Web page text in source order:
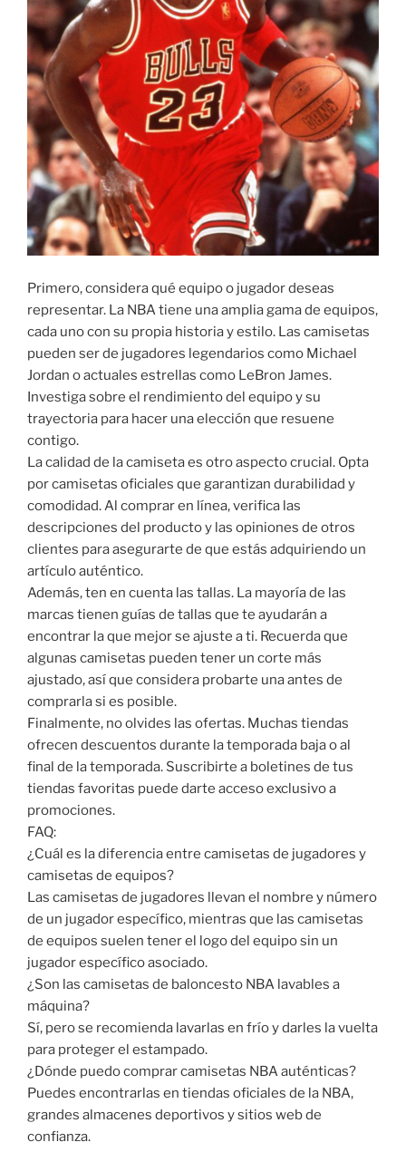
Primero, considera qué equipo o jugador deseas
representar. La NBA tiene una amplia gama de equipos,
cada uno con su propia historia y estilo. Las camisetas
pueden ser de jugadores legendarios como Michael
Jordan o actuales estrellas como LeBron James.
Investiga sobre el rendimiento del equipo y su
trayectoria para hacer una elección que resuene
contigo.
La calidad de la camiseta es otro aspecto crucial. Opta
por camisetas oficiales que garantizan durabilidad y
comodidad. Al comprar en línea, verifica las
descripciones del producto y las opiniones de otros
clientes para asegurarte de que estás adquiriendo un
artículo auténtico.
Además, ten en cuenta las tallas. La mayoría de las
marcas tienen guías de tallas que te ayudarán a
encontrar la que mejor se ajuste a ti. Recuerda que
algunas camisetas pueden tener un corte más
ajustado, así que considera probarte una antes de
comprarla si es posible.
Finalmente, no olvides las ofertas. Muchas tiendas
ofrecen descuentos durante la temporada baja o al
final de la temporada. Suscribirte a boletines de tus
tiendas favoritas puede darte acceso exclusivo a
promociones.
FAQ:
¿Cuál es la diferencia entre camisetas de jugadores y
camisetas de equipos?
Las camisetas de jugadores llevan el nombre y número
de un jugador específico, mientras que las camisetas
de equipos suelen tener el logo del equipo sin un
jugador específico asociado.
¿Son las camisetas de baloncesto NBA lavables a
máquina?
Sí, pero se recomienda lavarlas en frío y darles la vuelta
para proteger el estampado.
¿Dónde puedo comprar camisetas NBA auténticas?
Puedes encontrarlas en tiendas oficiales de la NBA,
grandes almacenes deportivos y sitios web de
confianza.